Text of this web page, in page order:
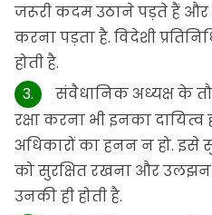
जरूरी कदम उठाने पड़ते हैं और
करना पड़ता है. विदेशी
होती है.
संवैधानिक अध्यक्ष के
रक्षा करना भी इनका
अधिकारों का हनन न हो. इसे
को सुरक्षित रखना और उलझन
उनकी ही होती है.